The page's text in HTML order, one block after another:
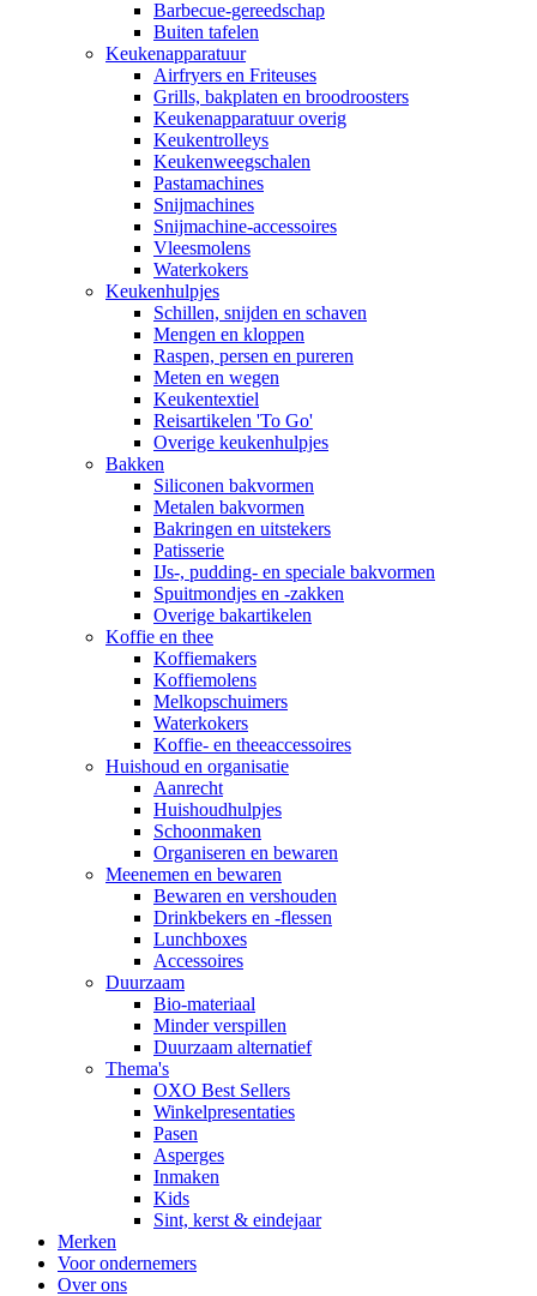
Barbecue-gereedschap
Buiten tafelen
Keukenapparatuur
Airfryers en Friteuses
Grills, bakplaten en broodroosters
Keukenapparatuur overig
Keukentrolleys
Keukenweegschalen
Pastamachines
Snijmachines
Snijmachine-accessoires
Vleesmolens
Waterkokers
Keukenhulpjes
Schillen, snijden en schaven
Mengen en kloppen
Raspen, persen en pureren
Meten en wegen
Keukentextiel
Reisartikelen 'To Go'
Overige keukenhulpjes
Bakken
Siliconen bakvormen
Metalen bakvormen
Bakringen en uitstekers
Patisserie
IJs-, pudding- en speciale bakvormen
Spuitmondjes en -zakken
Overige bakartikelen
Koffie en thee
Koffiemakers
Koffiemolens
Melkopschuimers
Waterkokers
Koffie- en theeaccessoires
Huishoud en organisatie
Aanrecht
Huishoudhulpjes
Schoonmaken
Organiseren en bewaren
Meenemen en bewaren
Bewaren en vershouden
Drinkbekers en -flessen
Lunchboxes
Accessoires
Duurzaam
Bio-materiaal
Minder verspillen
Duurzaam alternatief
Thema's
OXO Best Sellers
Winkelpresentaties
Pasen
Asperges
Inmaken
Kids
Sint, kerst & eindejaar
Merken
Voor ondernemers
Over ons